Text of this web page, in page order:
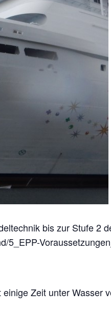
bis zur Stufe 2
5_EPP-
Zeit unter Wasser